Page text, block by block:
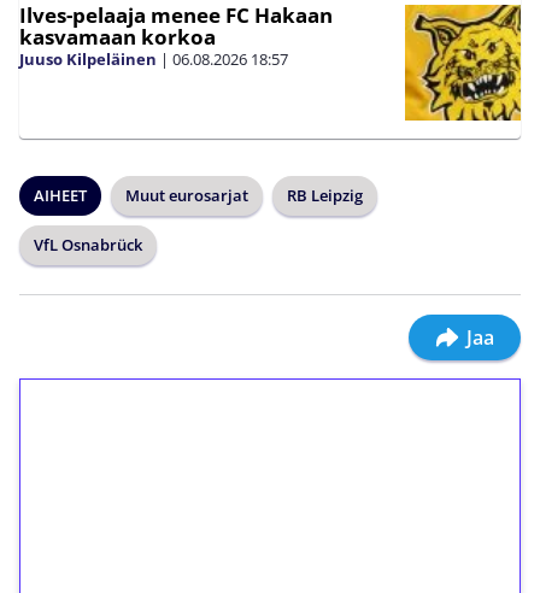
Ilves-pelaaja menee FC Hakaan
kasvamaan korkoa
Juuso Kilpeläinen | 06.08.2026 18:57
AIHEET Muut eurosarjat RB Leipzig
VfL Osnabrück
Jaa